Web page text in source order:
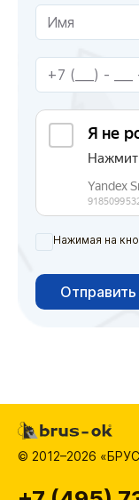
Нажимая на
Отправить
© 2012–2026